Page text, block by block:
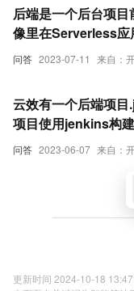
问答 2023-07-11 来自：
后端是一个后台项
像里在Serverless应
问答 2023-06-07 来自：
云效有一个后端项
项目使用jenkins构
更新时间 2024-10-18